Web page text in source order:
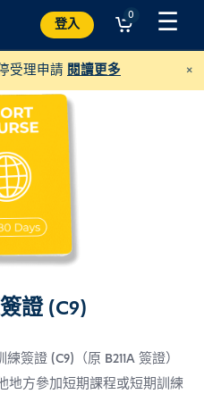
登入
0 ☰
受理申請 閱讀更多 ×
證 (C9)
簽證 (C9)（原 B211A 簽證）
地方參加短期課程或短期訓練
咪
捐贈